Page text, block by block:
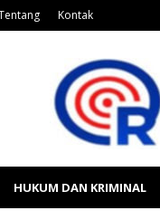
Kontak
HUKUM DAN KRIMINAL